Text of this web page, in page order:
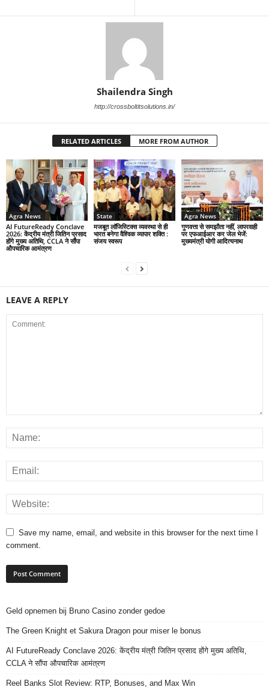
Shailendra Singh
http://crossboltitsolutions.in/
RELATED ARTICLES MORE FROM AUTHOR
Agra News
AI FutureReady Conclave
2026: केंद्रीय मंत्री जितिन प्रसाद
होंगे मुख्य अतिथि, CCLA ने सौंपा
औपचारिक आमंत्रण
State
मजबूत लॉजिस्टिक्स व्यवस्था से ही
भारत बनेगा वैश्विक व्यापार शक्ति :
संजय स्वरूप
Agra News
गुणवत्ता से समझौता नहीं, लापरवाही
पर एफआईआर कर जेल भेजें:
मुख्यमंत्री योगी आदित्यनाथ
LEAVE A REPLY
Save my name, email, and website in this browser for the next time I
comment.
Geld opnemen bij Bruno Casino zonder gedoe
The Green Knight et Sakura Dragon pour miser le bonus
AI FutureReady Conclave 2026: केंद्रीय मंत्री जितिन प्रसाद होंगे मुख्य अतिथि,
CCLA ने सौंपा औपचारिक आमंत्रण
Reel Banks Slot Review: RTP, Bonuses, and Max Win